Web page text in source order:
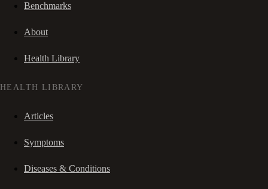
Benchmarks
About
Health Library
HEALTH LIBRARY
Articles
Symptoms
Diseases & Conditions